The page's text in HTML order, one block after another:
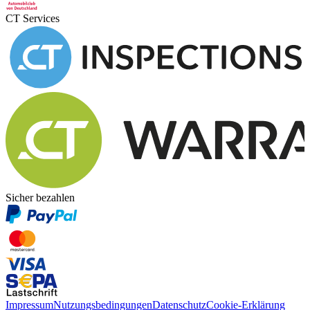
CT Services
Sicher bezahlen
ImpressumNutzungsbedingungenDatenschutzCookie-Erklärung